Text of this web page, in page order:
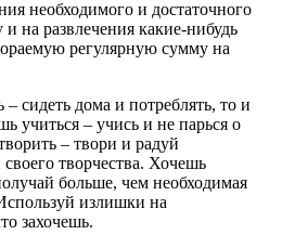
необходимого и достаточного
на развлечения какие-нибудь
регулярную сумму на
– сидеть дома и потреблять, то и
учиться – учись и не парься о
– твори и радуй
творчества. Хочешь
больше, чем необходимая
излишки на
захочешь.